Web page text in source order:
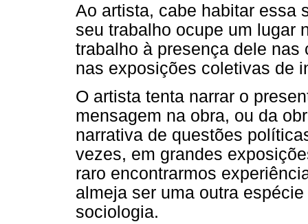
Ao artista, cabe habitar essa
seu trabalho ocupe um lugar
trabalho à presença dele
nas exposições coletivas de
O artista tenta narrar o
mensagem na obra, ou da
narrativa de questões
vezes, em grandes
raro encontrarmos
almeja ser uma outra
sociologia.